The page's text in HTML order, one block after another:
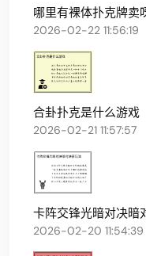
哪里有裸体扑克牌卖
2026-02-22 11:56:19
合卦扑克是什么游戏
2026-02-21 11:57:57
卡阵交锋光暗对决暗
2026-02-20 11:54:39